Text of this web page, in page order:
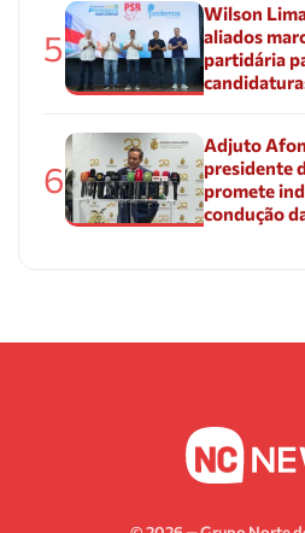
5
Wilson
aliados
partidária
6
Adjuto
presidente
promete
condução